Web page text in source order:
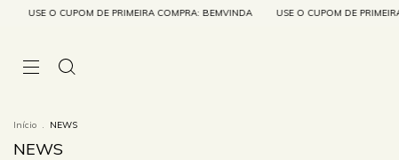
PRIMEIRA COMPRA: BEMVINDA USE O CUPOM DE PRIMEIRA COMPRA: BEMVINDA
Início . NEWS
NEWS